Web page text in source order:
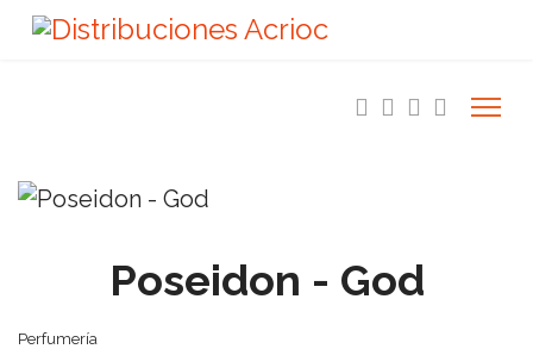
Poseidon - God
Perfumería